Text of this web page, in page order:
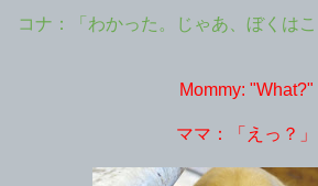
コナ：「わかった。じゃあ、ぼくは
Mommy: "What?"
ママ：「えっ？」